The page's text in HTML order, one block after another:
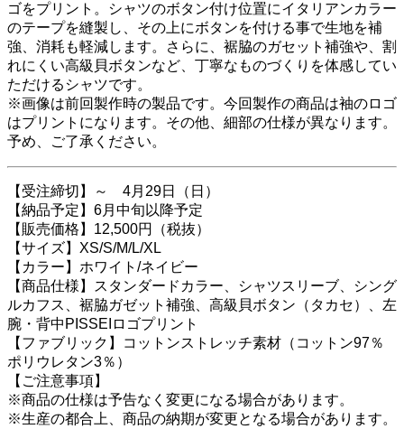
ゴをプリント。シャツのボタン付け位置にイタリアンカラー
のテープを縫製し、その上にボタンを付ける事で生地を補
強、消耗も軽減します。さらに、裾脇のガセット補強や、割
れにくい高級貝ボタンなど、丁寧なものづくりを体感してい
ただけるシャツです。
※画像は前回製作時の製品です。今回製作の商品は袖のロゴ
はプリントになります。その他、細部の仕様が異なります。
予め、ご了承ください。
【受注締切】～ 4月29日（日）
【納品予定】6月中旬以降予定
【販売価格】12,500円（税抜）
【サイズ】XS/S/M/L/XL
【カラー】ホワイト/ネイビー
【商品仕様】スタンダードカラー、シャツスリーブ、シング
ルカフス、裾脇ガゼット補強、高級貝ボタン（タカセ）、左
腕・背中PISSEIロゴプリント
【ファブリック】コットンストレッチ素材（コットン97％
ポリウレタン3％）
【ご注意事項】
※商品の仕様は予告なく変更になる場合があります。
※生産の都合上、商品の納期が変更となる場合があります。